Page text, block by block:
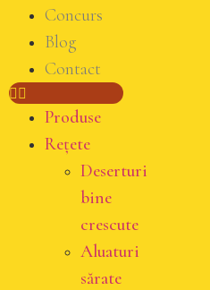
Concurs
Blog
Contact
Produse
Rețete
Deserturi
bine
crescute
Aluaturi
sărate